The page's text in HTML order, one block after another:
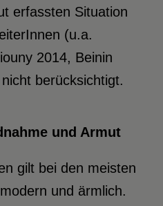
erfassten Situation
(u.a.
2014, Beinin
berücksichtigt.
und Armut
gilt bei den meisten
und ärmlich.